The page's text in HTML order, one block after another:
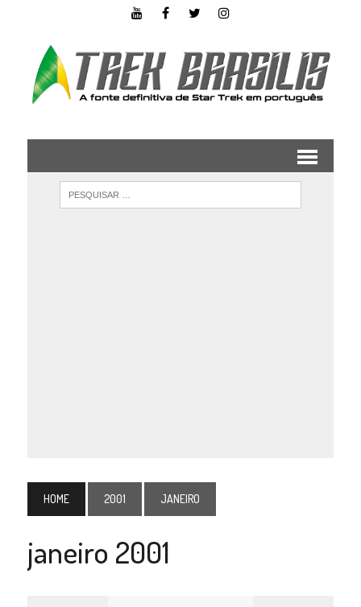
HOME 2001 JANEIRO
janeiro 2001